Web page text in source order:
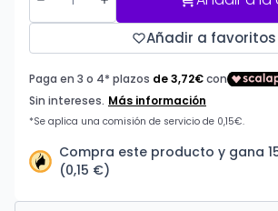
Añadir a favoritos
Compra este producto y gana
(0,15 €)